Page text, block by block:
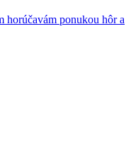
horúčavám ponukou hôr a